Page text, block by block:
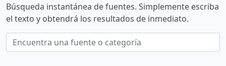
Búsqueda instantánea de fuentes. Simplemente escriba
el texto y obtendrá los resultados de inmediato.